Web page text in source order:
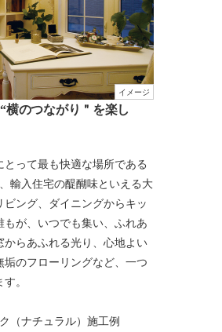
イメージ
横のつながり＂を楽し
って最も快適な場所である
輸入住宅の醍醐味といえる大
ング、ダイニングからキッ
が、いつでも集い、ふれあ
らあふれる光り、心地よい
のフローリングなど、一つ
。
（ナチュラル）施工例